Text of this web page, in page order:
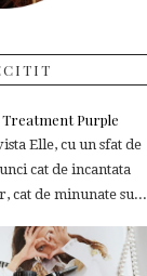
Purple
Elle, cu un sfat de
cat de incantata
cat de minunate su...